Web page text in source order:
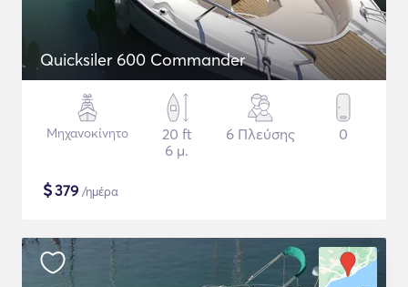
Quicksiler 600 Commander
Μηχανοκίνητο
20 ft
6 μ.
6 Πλεύσης 0
$379 /ημέρα